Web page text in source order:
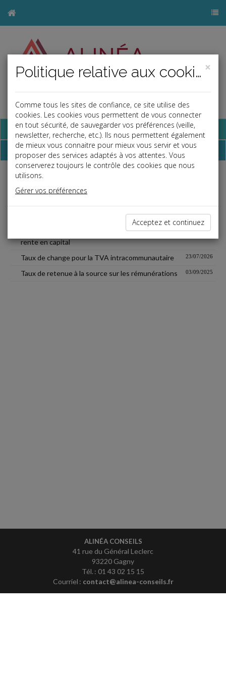
Base documentaire
Chiffres
Fiscal
09/04/2026
Coefficients de revalorisation des conversions de
rente en capital
09/04/2026
Taux de change pour la TVA intracommunautaire 23/07/2026
Taux de retenue à la source sur les rémunérations 03/09/2025
ALINÉA CONSEILS
41 rue du Général Leclerc
93220 Gagny
Tél. : 01 43 02 15 15
Courriel : contact@alinea-conseils.fr
×
Politique relative aux cookies
Comme tous les sites de confiance, ce site utilise des
cookies. Les cookies vous permettent de vous connecter
en tout sécurité, de sauvegarder vos préférences (veille,
newsletter, recherche, etc.). Ils nous permettent également
de mieux vous connaitre pour mieux vous servir et vous
proposer des services adaptés à vos attentes. Vous
conserverez toujours le contrôle des cookies que nous
utilisons.
Gérer vos préférences
Acceptez et continuez